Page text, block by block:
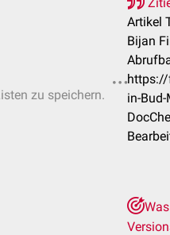
zu speichern.
Artikel
Bijan
https://
in-